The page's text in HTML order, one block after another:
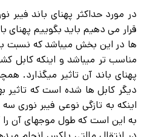
در مورد حداکثر پهنای باند فیبر
قرار می دهیم باید بگوییم پهنای
ها در این بخش میباشد که نسبت
مناسب تر میباشد و اینکه کابل
پهنای باند آن تاثیر میگذارد.
دیگر کابل ها شده است که تاثیر
اینکه به تازگی نوعی فیبر نوری
به این است که طول موجهای آن